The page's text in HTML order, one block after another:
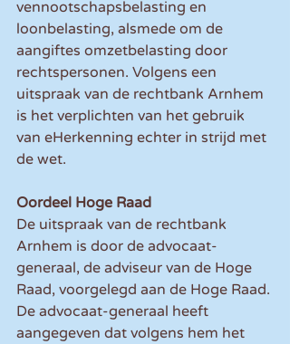
vennootschapsbelasting en
loonbelasting, alsmede om de
aangiftes omzetbelasting door
rechtspersonen. Volgens een
uitspraak van de rechtbank Arnhem
is het verplichten van het gebruik
van eHerkenning echter in strijd met
de wet.
Oordeel Hoge Raad
De uitspraak van de rechtbank
Arnhem is door de advocaat-
generaal, de adviseur van de Hoge
Raad, voorgelegd aan de Hoge Raad.
De advocaat-generaal heeft
aangegeven dat volgens hem het